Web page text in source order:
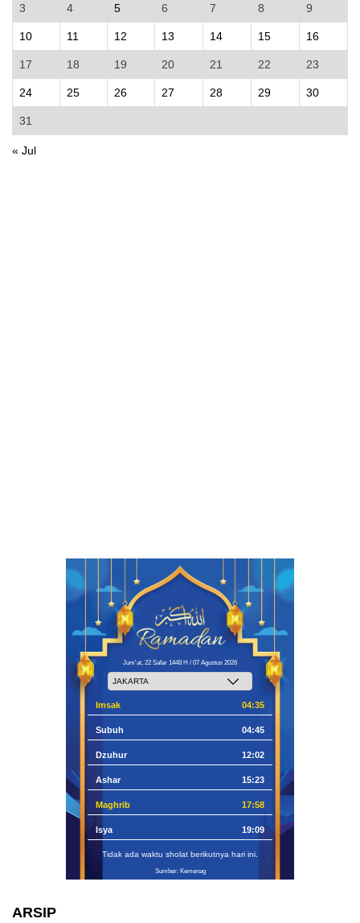
3 4 5 6 7 8 9
10 11 12 13 14 15 16
17 18 19 20 21 22 23
24 25 26 27 28 29 30
31
« Jul
Jum'at, 22 Safar 1448 H / 07 Agustus 2026
Imsak 04:35
Subuh 04:45
Dzuhur 12:02
Ashar 15:23
Maghrib 17:58
Isya 19:09
Tidak ada waktu sholat berikutnya hari ini.
Sumber: Kemenag
ARSIP